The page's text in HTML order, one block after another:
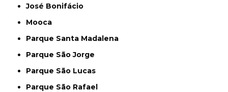
José Bonifácio
Mooca
Parque Santa Madalena
Parque São Jorge
Parque São Lucas
Parque São Rafael